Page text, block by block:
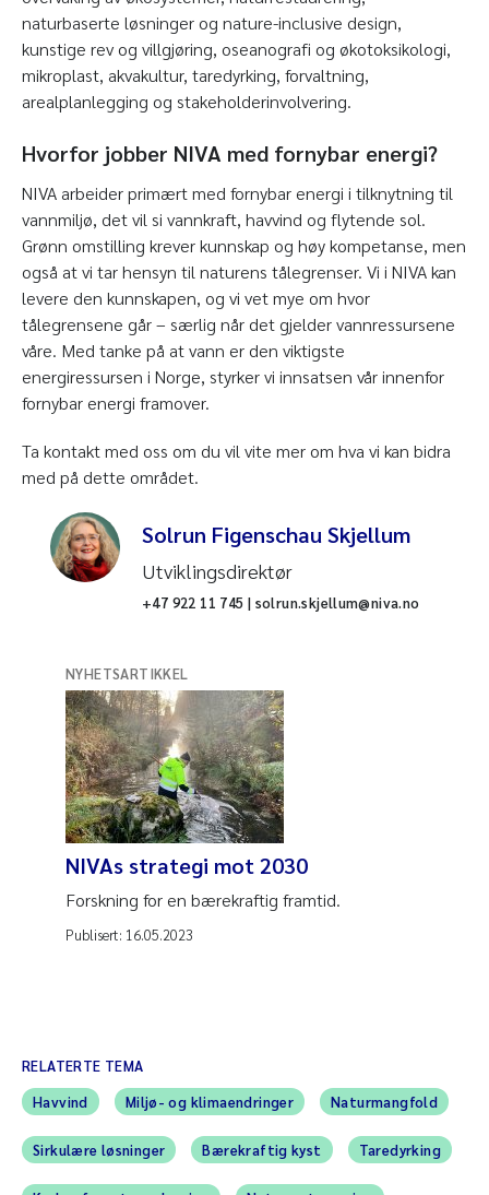
naturbaserte løsninger og nature-inclusive design,
kunstige rev og villgjøring, oseanografi og økotoksikologi,
mikroplast, akvakultur, taredyrking, forvaltning,
arealplanlegging og stakeholderinvolvering.
Hvorfor jobber NIVA med fornybar energi?
NIVA arbeider primært med fornybar energi i tilknytning til
vannmiljø, det vil si vannkraft, havvind og flytende sol.
Grønn omstilling krever kunnskap og høy kompetanse, men
også at vi tar hensyn til naturens tålegrenser. Vi i NIVA kan
levere den kunnskapen, og vi vet mye om hvor
tålegrensene går – særlig når det gjelder vannressursene
våre. Med tanke på at vann er den viktigste
energiressursen i Norge, styrker vi innsatsen vår innenfor
fornybar energi framover.
Ta kontakt med oss om du vil vite mer om hva vi kan bidra
med på dette området.
Solrun Figenschau Skjellum
Utviklingsdirektør
+47 922 11 745 | solrun.skjellum@niva.no
NYHETSARTIKKEL
NIVAs strategi mot 2030
Forskning for en bærekraftig framtid.
Publisert: 16.05.2023
RELATERTE TEMA
Havvind
Miljø- og klimaendringer Naturmangfold
Sirkulære løsninger Bærekraftig kyst Taredyrking